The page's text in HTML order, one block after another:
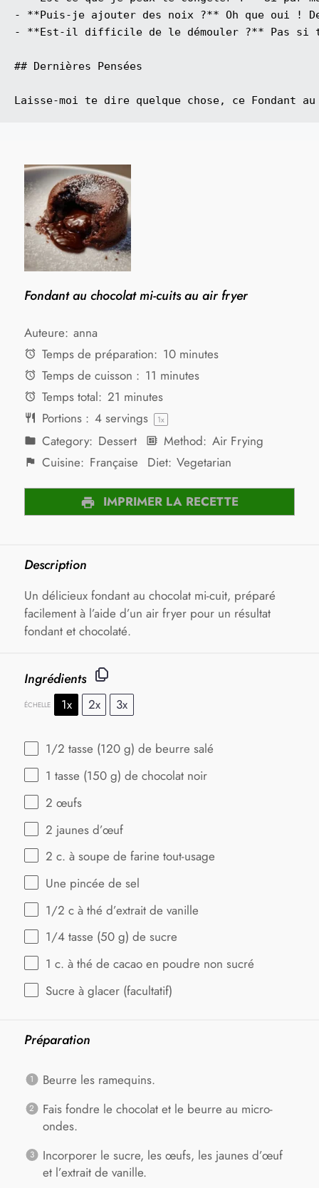
- **Puis-je ajouter des noix ?** Oh que oui !
- **Est-il difficile de le démouler ?** Pas si tu
## Dernières Pensées
Fondant au chocolat mi-cuits au air fryer
Auteure: anna
Temps de préparation: 10 minutes
Temps de cuisson : 11 minutes
Temps total: 21 minutes
Portions : 4servings 1x
Category: Dessert Method: Air Frying
Cuisine: Française Diet: Vegetarian
IMPRIMER LA RECETTE
Description
Un délicieux fondant au chocolat mi-cuit, préparé
facilement à l’aide d’un air fryer pour un résultat
fondant et chocolaté.
Ingrédients
ÉCHELLE 1x 2x 3x
1/2 tasse (120 g) de beurre salé
1 tasse (150 g) de chocolat noir
2 œufs
2 jaunes d’œuf
2 c. à soupe de farine tout-usage
Une pincée de sel
1/2 c à thé d’extrait de vanille
1/4 tasse (50 g) de sucre
1 c. à thé de cacao en poudre non sucré
Sucre à glacer (facultatif)
Préparation
Beurre les ramequins.
Fais fondre le chocolat et le beurre au micro-
ondes.
Incorporer le sucre, les œufs, les jaunes d’œuf
et l’extrait de vanille.